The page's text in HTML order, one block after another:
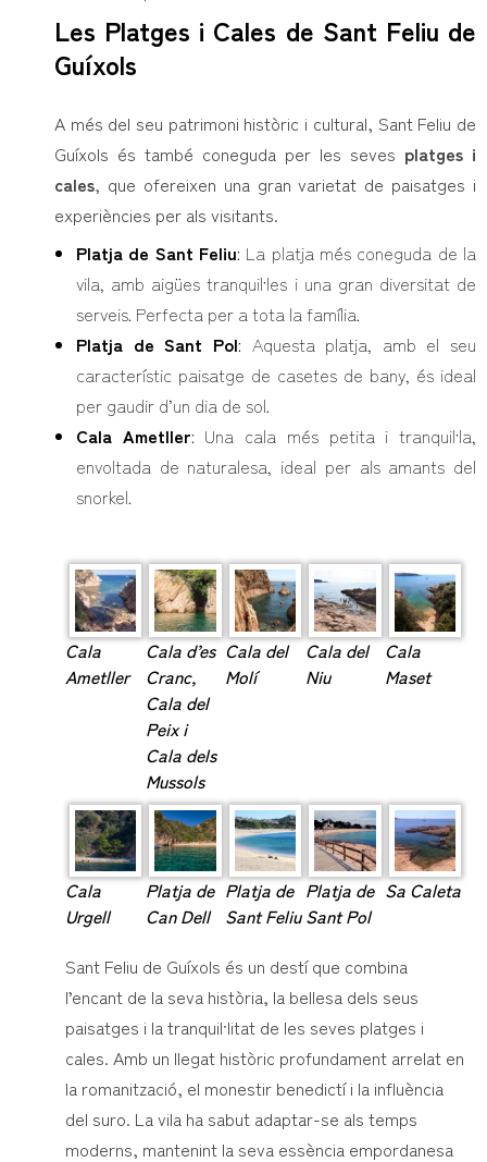
Les Platges i Cales de Sant Feliu de
Guíxols
A més del seu patrimoni històric i cultural, Sant Feliu de
Guíxols és també coneguda per les seves platges i
cales, que ofereixen una gran varietat de paisatges i
experiències per als visitants.
Platja de Sant Feliu: La platja més coneguda de la
vila, amb aigües tranquil·les i una gran diversitat de
serveis. Perfecta per a tota la família.
Platja de Sant Pol: Aquesta platja, amb el seu
característic paisatge de casetes de bany, és ideal
per gaudir d’un dia de sol.
Cala Ametller: Una cala més petita i tranquil·la,
envoltada de naturalesa, ideal per als amants del
snorkel.
Cala
Ametller
Cala d’es
Cranc,
Cala del
Peix i
Cala dels
Mussols
Cala del
Molí
Cala del
Niu
Cala
Maset
Cala
Urgell
Platja de
Can Dell
Platja de
Sant Feliu
Platja de
Sant Pol
Sa Caleta
Sant Feliu de Guíxols és un destí que combina
l’encant de la seva història, la bellesa dels seus
paisatges i la tranquil·litat de les seves platges i
cales. Amb un llegat històric profundament arrelat en
la romanització, el monestir benedictí i la influència
del suro. La vila ha sabut adaptar-se als temps
moderns, mantenint la seva essència empordanesa